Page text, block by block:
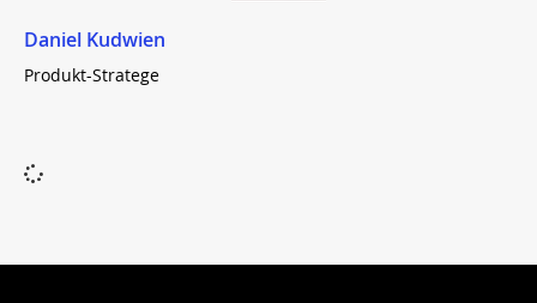
Daniel Kudwien
Produkt-Stratege